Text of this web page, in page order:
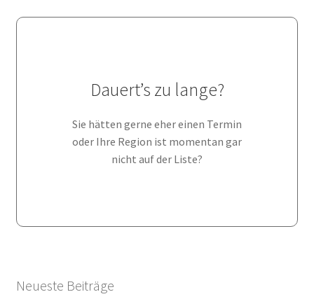
Dauert’s zu lange?
Sie hätten gerne eher einen Termin
oder Ihre Region ist momentan gar
nicht auf der Liste?
Bei dringenden Fällen nehmen Sie
unserern Service der
Sonderfahrt
Anspruch und ich komme in wenigen
Tagen zu Ihnen!
Neueste Beiträge